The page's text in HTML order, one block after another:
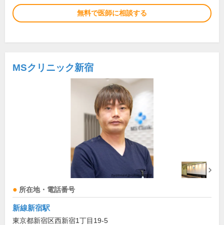
無料で医師に相談する
MSクリニック新宿
所在地・電話番号
新線新宿駅
東京都新宿区西新宿1丁目19-5